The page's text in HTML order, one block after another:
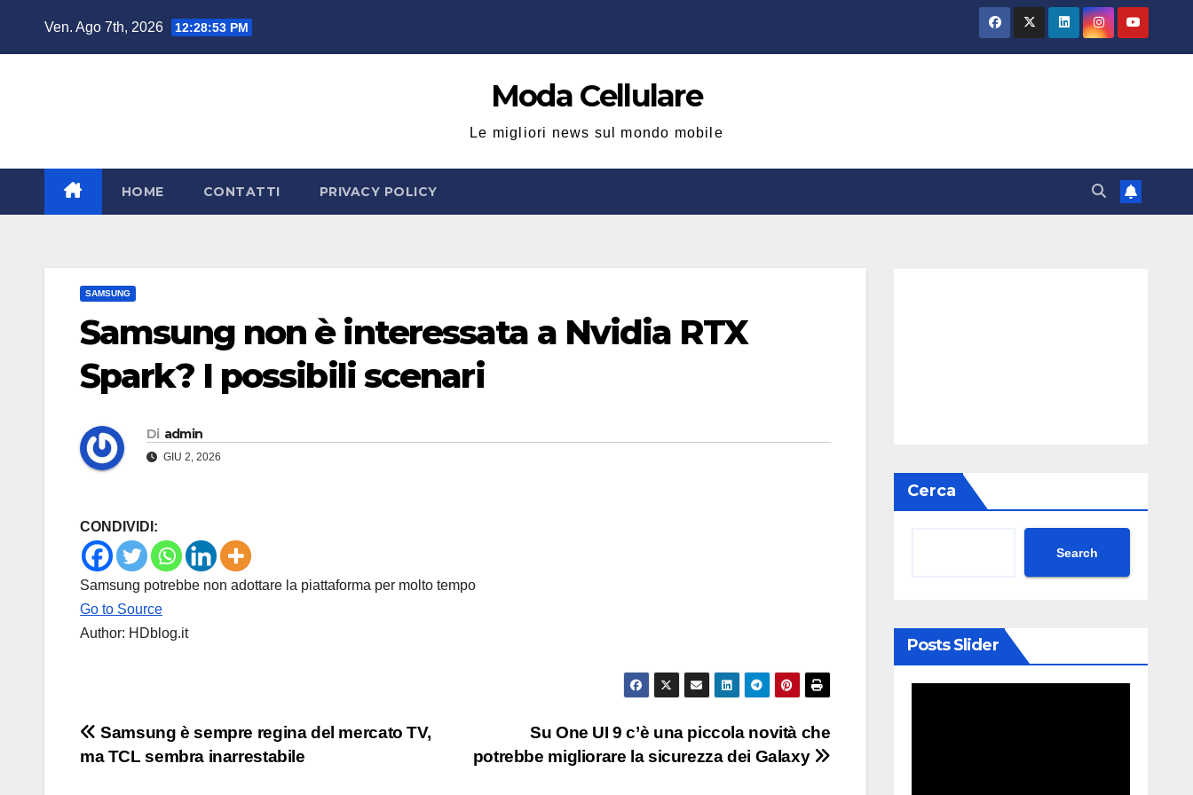
Ven. Ago 7th, 2026 12:28:54 PM
Moda Cellulare
Le migliori news sul mondo mobile
HOME CONTATTI PRIVACY POLICY
SAMSUNG
Samsung non è interessata a Nvidia RTX
Spark? I possibili scenari
Di admin
GIU 2, 2026
CONDIVIDI:
Samsung potrebbe non adottare la piattaforma per molto tempo
Go to Source
Author: HDblog.it
Navigazione
Su One UI 9 c’è una piccola novità che
potrebbe migliorare la sicurezza dei Galaxy
Samsung è sempre regina del mercato TV,
ma TCL sembra inarrestabile
Cerca
Search
Posts Slider